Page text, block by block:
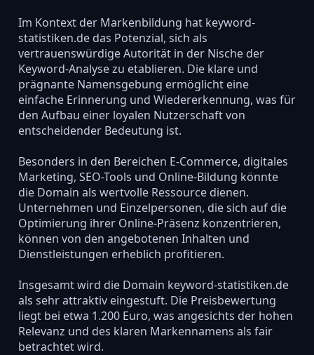
Im Kontext der Markenbildung hat keyword-
statistiken.de das Potenzial, sich als
vertrauenswürdige Autorität in der Nische der
Keyword-Analyse zu etablieren. Die klare und
prägnante Namensgebung ermöglicht eine
einfache Erinnerung und Wiedererkennung, was für
den Aufbau einer loyalen Nutzerschaft von
entscheidender Bedeutung ist.
Besonders in den Bereichen E-Commerce, digitales
Marketing, SEO-Tools und Online-Bildung könnte
die Domain als wertvolle Ressource dienen.
Unternehmen und Einzelpersonen, die sich auf die
Optimierung ihrer Online-Präsenz konzentrieren,
können von den angebotenen Inhalten und
Dienstleistungen erheblich profitieren.
Insgesamt wird die Domain keyword-statistiken.de
als sehr attraktiv eingestuft. Die Preisbewertung
liegt bei etwa 1.200 Euro, was angesichts der hohen
Relevanz und des klaren Markennamens als fair
betrachtet wird.